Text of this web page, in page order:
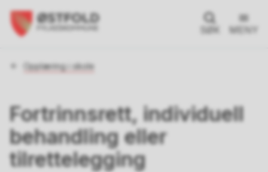
SØK MENY
Du
Opplæring i skole
Fortrinnsrett, individuell
behandling eller
tilrettelegging